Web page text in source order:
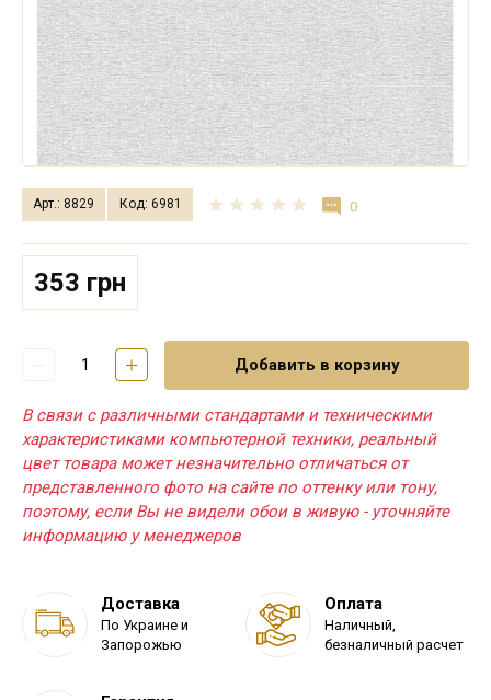
Арт.: 8829 Код: 6981 0
353 грн
Добавить в корзину
В связи с различными стандартами и техническими
характеристиками компьютерной техники, реальный
цвет товара может незначительно отличаться от
представленного фото на сайте по оттенку или тону,
поэтому, если Вы не видели обои в живую - уточняйте
информацию у менеджеров
Доставка
По Украине и
Запорожью
Оплата
Наличный,
безналичный расчет